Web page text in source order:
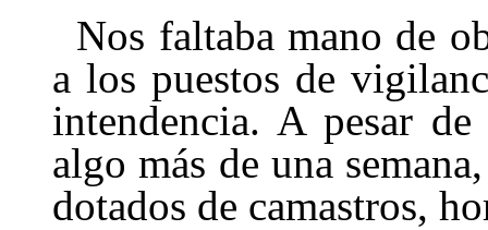
Nos faltaba mano de
a los puestos de
intendencia. A pesar
algo más de una
dotados de camastros,